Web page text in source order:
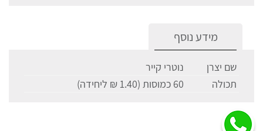
מידע נוסף
שם יצרן
נוטרי קייר
תכולה
60 כמוסות (1.40 ₪ ליחידה)